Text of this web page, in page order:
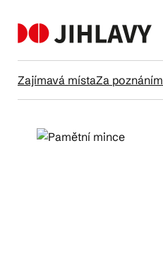
Zajímavá místaZa poznáním